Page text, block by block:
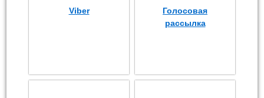
Viber
Голосовая
рассылка